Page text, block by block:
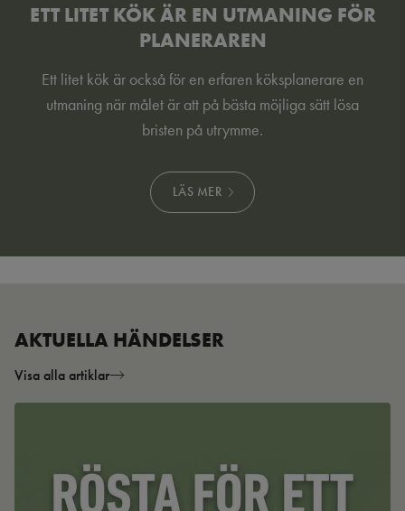
ETT LITET KÖK ÄR EN UTMANING FÖR
PLANERAREN
Ett litet kök är också för en erfaren köksplanerare en
utmaning när målet är att på bästa möjliga sätt lösa
bristen på utrymme.
LÄS MER
AKTUELLA HÄNDELSER
Visa alla artiklar